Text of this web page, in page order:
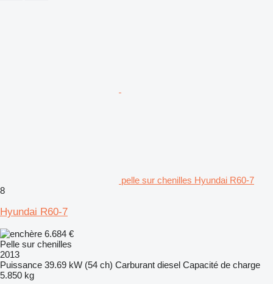
pelle sur chenilles Hyundai R60-7
8
Hyundai R60-7
6.684 €
Pelle sur chenilles
2013
Puissance 39.69 kW (54 ch) Carburant diesel Capacité de charge
5.850 kg